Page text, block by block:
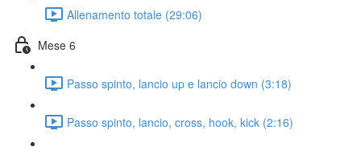
Allenamento totale (29:06)
Mese 6
Passo spinto, lancio up e lancio down (3:18)
Passo spinto, lancio, cross, hook, kick (2:16)